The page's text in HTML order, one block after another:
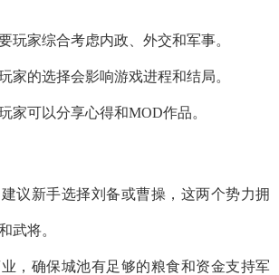
玩家综合考虑内政、外交和军事。
家的选择会影响游戏进程和结局。
家可以分享心得和MOD作品。
议新手选择刘备或曹操，这两个势力拥
武将。
，确保城池有足够的粮食和资金支持军